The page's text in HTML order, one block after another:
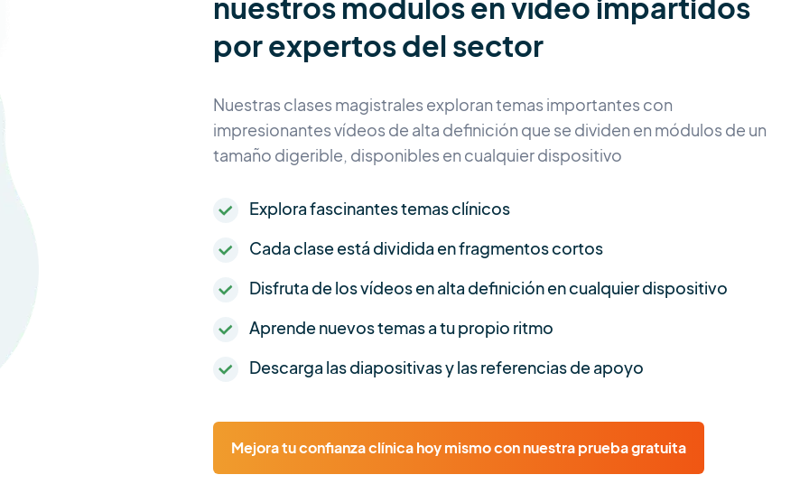
nuestros módulos en vídeo impartidos
por expertos del sector
Nuestras clases magistrales exploran temas importantes con
impresionantes vídeos de alta definición que se dividen en módulos de un
tamaño digerible, disponibles en cualquier dispositivo
Explora fascinantes temas clínicos
Cada clase está dividida en fragmentos cortos
Disfruta de los vídeos en alta definición en cualquier dispositivo
Aprende nuevos temas a tu propio ritmo
Descarga las diapositivas y las referencias de apoyo
Mejora tu confianza clínica hoy mismo con nuestra prueba gratuita